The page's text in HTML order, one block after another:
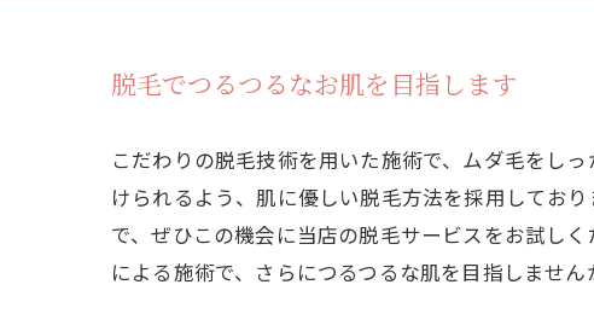
脱毛でつるつるなお肌を目指します
こだわりの脱毛技術を用いた施術で、ムダ毛をし
けられるよう、肌に優しい脱毛方法を採用してお
で、ぜひこの機会に当店の脱毛サービスをお試し
による施術で、さらにつるつるな肌を目指しません